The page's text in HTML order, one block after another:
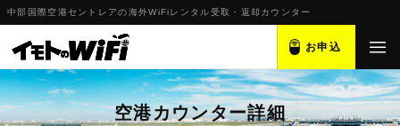
中部国際空港セントレアの海外WiFiレンタル受取・返却カウンター
お申込
空港カウンター詳細